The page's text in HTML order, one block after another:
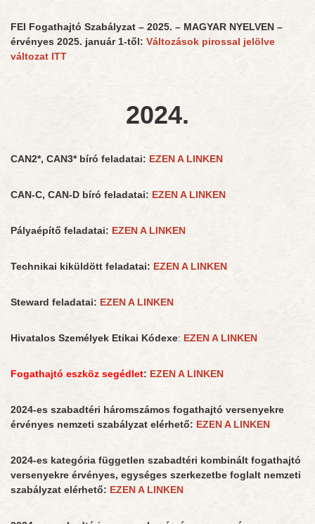
FEI Fogathajtó Szabályzat – 2025. – MAGYAR NYELVEN –
érvényes 2025. január 1-től: Változások pirossal jelölve
változat ITT
2024.
CAN2*, CAN3* bíró feladatai: EZEN A LINKEN
CAN-C, CAN-D bíró feladatai: EZEN A LINKEN
Pályaépítő feladatai: EZEN A LINKEN
Technikai kiküldött feladatai: EZEN A LINKEN
Steward feladatai: EZEN A LINKEN
Hivatalos Személyek Etikai Kódexe: EZEN A LINKEN
Fogathajtó eszköz segédlet: EZEN A LINKEN
2024-es szabadtéri háromszámos fogathajtó versenyekre
érvényes nemzeti szabályzat elérhető: EZEN A LINKEN
2024-es kategória független szabadtéri kombinált fogathajtó
versenyekre érvényes, egységes szerkezetbe foglalt nemzeti
szabályzat elérhető: EZEN A LINKEN